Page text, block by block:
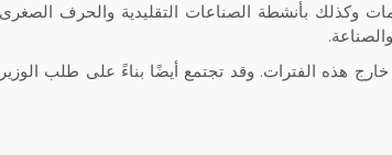
وكذلك بأنشطة الصناعات التقليدية والحرف الصغرى
هذه الفترات. وقد تجتمع أيضًا بناءً على طلب الوزير